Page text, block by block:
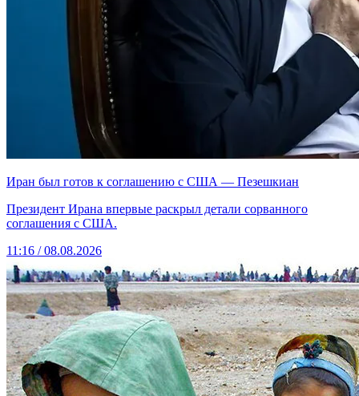
Иран был готов к соглашению с США — Пезешкиан
Президент Ирана впервые раскрыл детали сорванного
соглашения с США.
11:16 / 08.08.2026